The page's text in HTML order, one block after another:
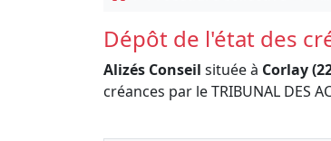
Dépôt de l'état des
Alizés Conseil située à Corlay
créances par le TRIBUNAL DES